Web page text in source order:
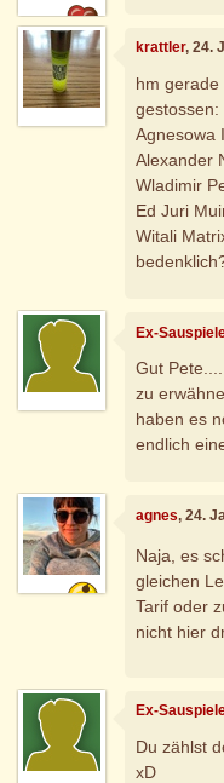
krattler, 24.
hm
gestossen:
Agnesowa
Alexander
Wladimir
Ed Juri
Witali
Ex-
Gut
zu
haben es
endlich
agnes, 24.
Naja, es
gleichen
Tarif oder
nicht hier
Ex-
Du zählst
xD